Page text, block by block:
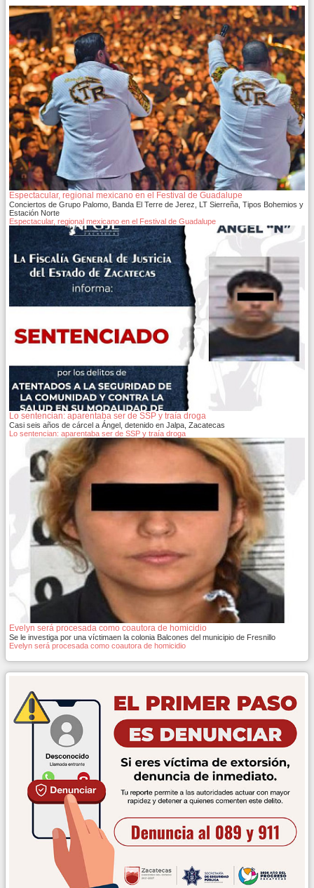
Espectacular, regional mexicano en el Festival de Guadalupe
Conciertos de Grupo Palomo, Banda El Terre de Jerez, LT Sierreña, Tipos Bohemios y
Estación Norte
Espectacular, regional mexicano en el Festival de Guadalupe
Lo sentencian: aparentaba ser de SSP y traía droga
Casi seis años de cárcel a Ángel, detenido en Jalpa, Zacatecas
Lo sentencian: aparentaba ser de SSP y traía droga
Evelyn será procesada como coautora de homicidio
Se le investiga por una víctimaen la colonia Balcones del municipio de Fresnillo
Evelyn será procesada como coautora de homicidio